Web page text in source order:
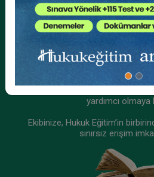
Tüketici Hukuku Enstitüsü
IV. Ticaret Hukuku Kongresi
Kurumsal
Kurumsal
yardımcı olmaya
Ekibinize, Hukuk Eğitim’in
sınırsız erişim